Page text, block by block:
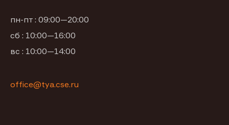
пн-пт : 09:00—20:00
сб : 10:00—16:00
вс : 10:00—14:00
office@tya.cse.ru